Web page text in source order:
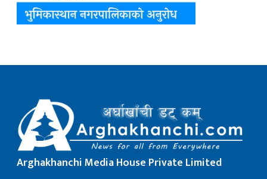
Arghakhanchi Media House Private Limited